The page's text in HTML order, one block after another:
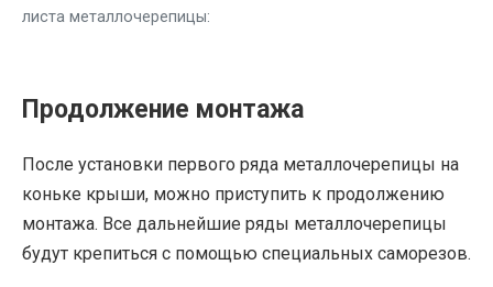
листа металлочерепицы:
Продолжение монтажа
После установки первого ряда металлочерепицы на
коньке крыши, можно приступить к продолжению
монтажа. Все дальнейшие ряды металлочерепицы
будут крепиться с помощью специальных саморезов.